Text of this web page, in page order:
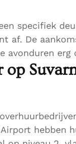
specifiek
af. De
avonduren erg
op
hebben